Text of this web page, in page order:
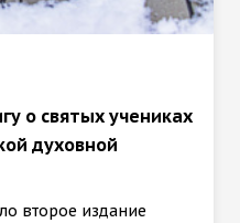
о святых учениках
духовной
второе издание